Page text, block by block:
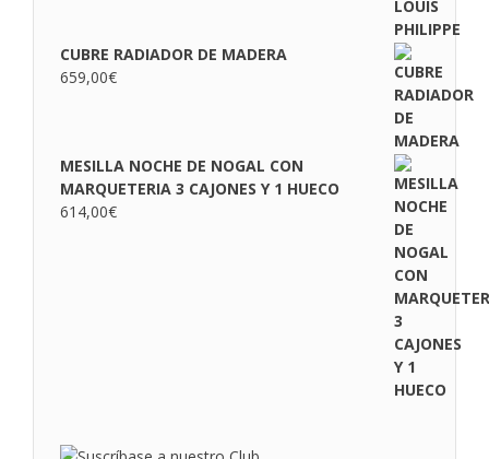
CUBRE RADIADOR DE MADERA
659,00€
MESILLA NOCHE DE NOGAL CON
MARQUETERIA 3 CAJONES Y 1 HUECO
614,00€